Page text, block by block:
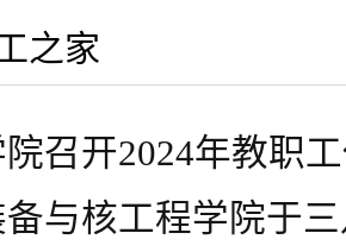
之家
召开2024年教职
与核工程学院于